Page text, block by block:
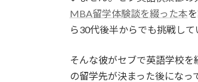
MBA留学体験談を綴った本
ら30代後半からでも挑戦し
そんな彼がセブで英語学校
の留学先が決まった後になっ